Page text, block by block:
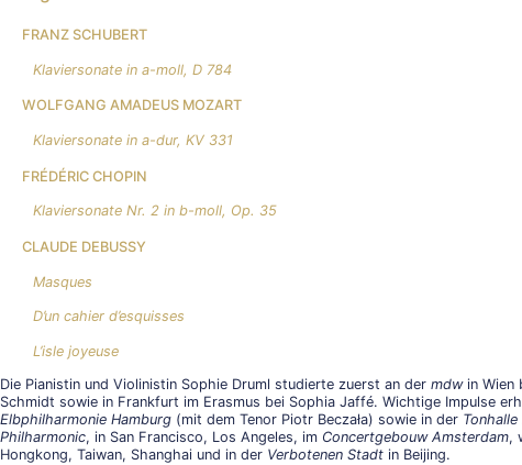
FRANZ SCHUBERT
Klaviersonate in a-moll, D 784
WOLFGANG AMADEUS MOZART
Klaviersonate in a-dur, KV 331
FRÉDÉRIC CHOPIN
Klaviersonate Nr. 2 in b-moll, Op. 35
CLAUDE DEBUSSY
Masques
D’un cahier d’esquisses
L’isle joyeuse
Die Pianistin und Violinistin Sophie Druml studierte zuerst an der mdwin Wien
Schmidt sowie in Frankfurt im Erasmus bei Sophia Jaffé. Wichtige Impulse
Elbphilharmonie Hamburg (mit dem Tenor Piotr Beczała) sowie in der
Philharmonic, in San Francisco, Los Angeles, im Concertgebouw Amsterdam,
Hongkong, Taiwan, Shanghai und in der Verbotenen Stadt in Beijing.